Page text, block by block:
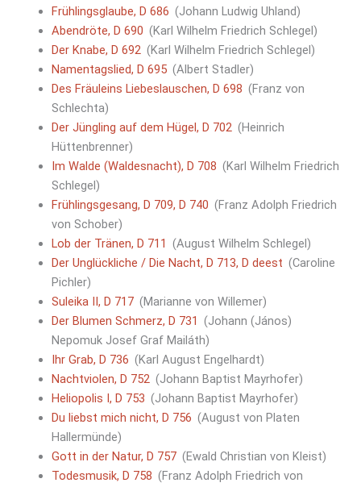
Frühlingsglaube, D 686 (Johann Ludwig Uhland)
Abendröte, D 690 (Karl Wilhelm Friedrich Schlegel)
Der Knabe, D 692(Karl Wilhelm Friedrich Schlegel)
Namentagslied, D 695(Albert Stadler)
Des Fräuleins Liebeslauschen, D 698 (Franz von
Schlechta)
Der Jüngling auf dem Hügel, D 702(Heinrich
Hüttenbrenner)
Im Walde (Waldesnacht), D 708 (Karl Wilhelm Friedrich
Schlegel)
Frühlingsgesang, D 709, D 740 (Franz Adolph Friedrich
von Schober)
Lob der Tränen, D 711 (August Wilhelm Schlegel)
Der Unglückliche / Die Nacht, D 713, D deest (Caroline
Pichler)
Suleika II, D 717(Marianne von Willemer)
Der Blumen Schmerz, D 731 (Johann (János)
Nepomuk Josef Graf Mailáth)
Ihr Grab, D 736 (Karl August Engelhardt)
Nachtviolen, D 752(Johann Baptist Mayrhofer)
Heliopolis I, D 753 (Johann Baptist Mayrhofer)
Du liebst mich nicht, D 756 (August von Platen
Hallermünde)
Gott in der Natur, D 757(Ewald Christian von Kleist)
Todesmusik, D 758 (Franz Adolph Friedrich von